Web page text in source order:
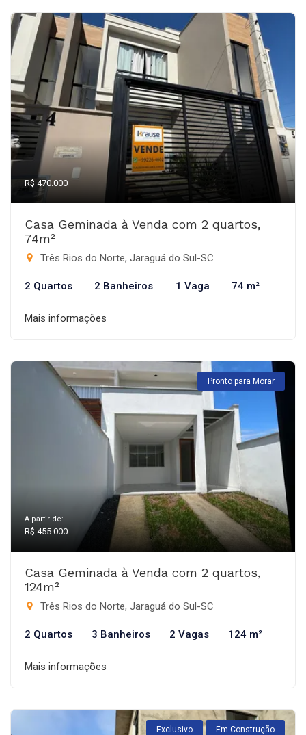
R$ 470.000
Casa Geminada à Venda com 2 quartos,
74m²
Três Rios do Norte, Jaraguá do Sul-SC
2 Quartos 2 Banheiros 1 Vaga 74 m²
Mais informações
Pronto para Morar
A partir de:
R$ 455.000
Casa Geminada à Venda com 2 quartos,
124m²
Três Rios do Norte, Jaraguá do Sul-SC
2 Quartos 3 Banheiros 2 Vagas 124 m²
Mais informações
Exclusivo Em Construção